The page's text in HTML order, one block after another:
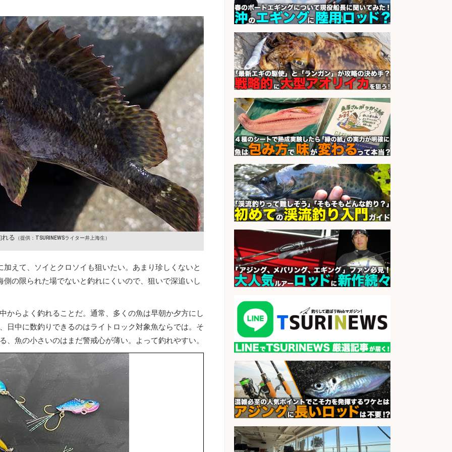
れる （提供：TSURINEWSライター井上海生）
えて、ソイとクロソイも狙いたい。あまり珍しくないと
の限られた場でないと釣れにくいので、狙いで深追いし
からよく釣れることだ。通常、多くの魚は早朝か夕方にし
日中に数釣りできるのはライトロック対象魚ならでは。そ
、魚の小さいのはまだ警戒心が薄い。よって釣れやすい。